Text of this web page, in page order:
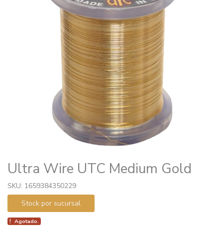
Ultra Wire UTC Medium Gold
SKU: 1659384350229
Stock por sucursal
Agotado.